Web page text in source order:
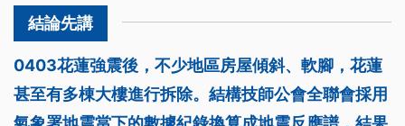
0403花蓮強震後，不少地區房屋傾斜、軟腳，花蓮
甚至有多棟大樓進行拆除。結構技師公會全聯會採用